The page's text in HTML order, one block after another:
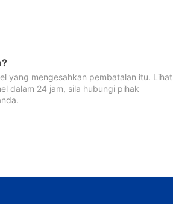
yang mengesahkan pembatalan itu. Lihat
dalam 24 jam, sila hubungi pihak